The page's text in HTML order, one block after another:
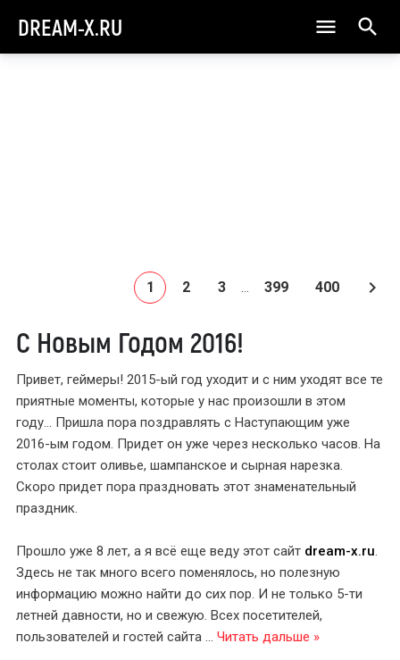
DREAM-X.RU
1 2 3 ... 399 400
С Новым Годом 2016!
Привет, геймеры! 2015-ый год уходит и с ним уходят все те
приятные моменты, которые у нас произошли в этом
году... Пришла пора поздравлять с Наступающим уже
2016-ым годом. Придет он уже через несколько часов. На
столах стоит оливье, шампанское и сырная нарезка.
Скоро придет пора праздновать этот знаменательный
праздник.
Прошло уже 8 лет, а я всё еще веду этот сайт dream-x.ru.
Здесь не так много всего поменялось, но полезную
информацию можно найти до сих пор. И не только 5-ти
летней давности, но и свежую. Всех посетителей,
пользователей и гостей сайта ... Читать дальше »